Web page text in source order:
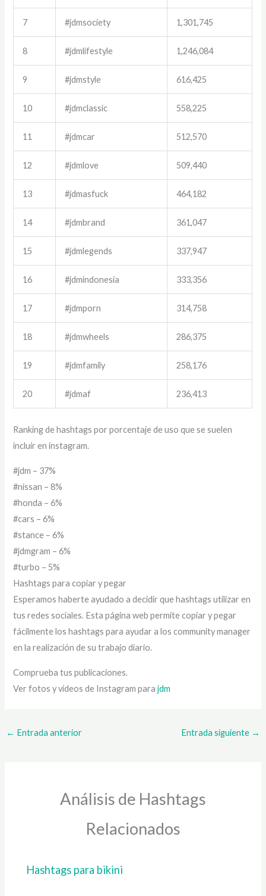
7 #jdmsociety 1,301,745
8 #jdmlifestyle 1,246,084
9 #jdmstyle 616,425
10 #jdmclassic 558,225
11 #jdmcar 512,570
12 #jdmlove 509,440
13 #jdmasfuck 464,182
14 #jdmbrand 361,047
15 #jdmlegends 337,947
16 #jdmindonesia 333,356
17 #jdmporn 314,758
18 #jdmwheels 286,375
19 #jdmfamily 258,176
20 #jdmaf 236,413
Ranking de hashtags por porcentaje de uso que se suelen
incluir en instagram.
#jdm – 37%
#nissan – 8%
#honda – 6%
#cars – 6%
#stance – 6%
#jdmgram – 6%
#turbo – 5%
Hashtags para copiar y pegar
Esperamos haberte ayudado a decidir que hashtags utilizar en
tus redes sociales. Esta página web permite copiar y pegar
fácilmente los hashtags para ayudar a los community manager
en la realización de su trabajo diario.
Comprueba tus publicaciones.
Ver fotos y videos de Instagram parajdm
← Entrada anterior Entrada siguiente →
Análisis de Hashtags
Relacionados
Hashtags para bikini